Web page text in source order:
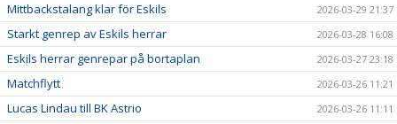
Mittbackstalang klar för Eskils 2026-03-29 21:37
Starkt genrep av Eskils herrar 2026-03-28 16:08
Eskils herrar genrepar på bortaplan 2026-03-27 23:18
Matchflytt 2026-03-26 11:21
Lucas Lindau till BK Astrio 2026-03-26 11:11